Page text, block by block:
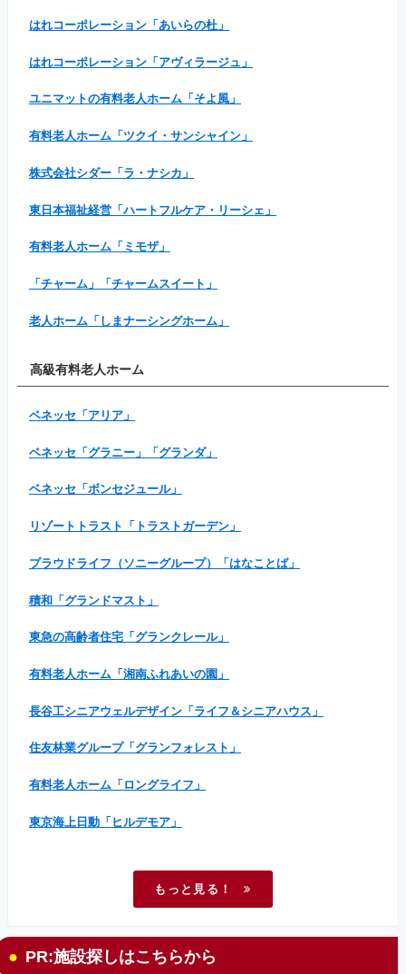
はれコーポレーション「あいらの杜」
はれコーポレーション「アヴィラージュ」
ユニマットの有料老人ホーム「そよ風」
有料老人ホーム「ツクイ・サンシャイン」
株式会社シダー「ラ・ナシカ」
東日本福祉経営「ハートフルケア・リーシェ」
有料老人ホーム「ミモザ」
「チャーム」「チャームスイート」
老人ホーム「しまナーシングホーム」
高級有料老人ホーム
ベネッセ「アリア」
ベネッセ「グラニー」「グランダ」
ベネッセ「ボンセジュール」
リゾートトラスト「トラストガーデン」
プラウドライフ（ソニーグループ）「はなことば」
積和「グランドマスト」
東急の高齢者住宅「グランクレール」
有料老人ホーム「湘南ふれあいの園」
長谷工シニアウェルデザイン「ライフ＆シニアハウス」
住友林業グループ「グランフォレスト」
有料老人ホーム「ロングライフ」
東京海上日動「ヒルデモア」
もっと見る！
PR:施設探しはこちらから